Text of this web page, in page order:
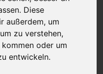
Diese
außerdem, um
zu verstehen,
oder um
entwickeln.
oder Selbstabholung